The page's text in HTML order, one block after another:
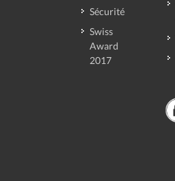
Sécurité
Swiss
Award
2017